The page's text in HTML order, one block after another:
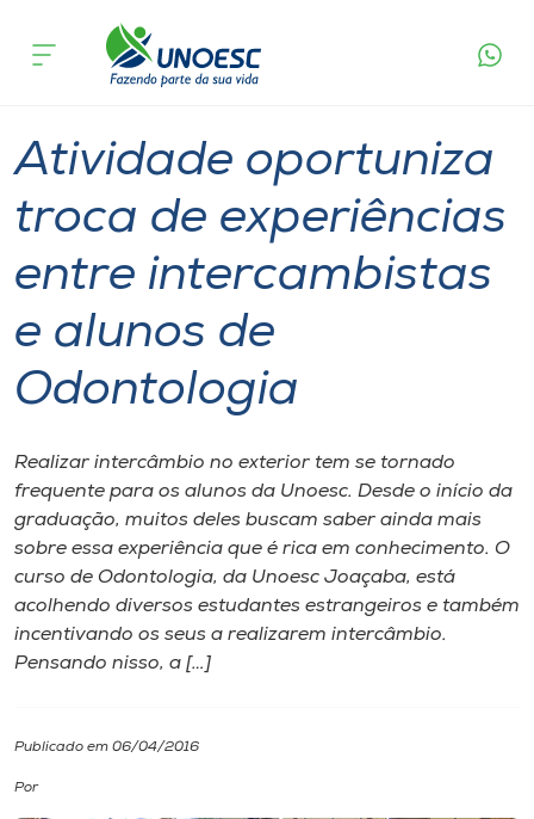
Cursos
Pesquisa
Atendimento ao Estudante
Portal de Ensino
Internacionalização
I.nova
Diplomados
acontece
Atividade oportuniza
troca de experiências
entre intercambistas
e alunos de
Odontologia
Realizar intercâmbio no exterior tem se tornado
frequente para os alunos da Unoesc. Desde o início da
graduação, muitos deles buscam saber ainda mais
sobre essa experiência que é rica em conhecimento. O
curso de Odontologia, da Unoesc Joaçaba, está
acolhendo diversos estudantes estrangeiros e também
incentivando os seus a realizarem intercâmbio.
Pensando nisso, a […]
Publicado em 06/04/2016
Por